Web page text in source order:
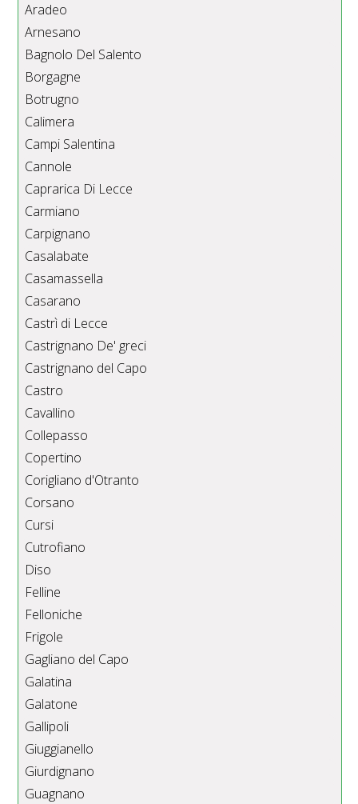
Aradeo
Arnesano
Bagnolo Del Salento
Borgagne
Botrugno
Calimera
Campi Salentina
Cannole
Caprarica Di Lecce
Carmiano
Carpignano
Casalabate
Casamassella
Casarano
Castrì di Lecce
Castrignano De' greci
Castrignano del Capo
Castro
Cavallino
Collepasso
Copertino
Corigliano d'Otranto
Corsano
Cursi
Cutrofiano
Diso
Felline
Felloniche
Frigole
Gagliano del Capo
Galatina
Galatone
Gallipoli
Giuggianello
Giurdignano
Guagnano